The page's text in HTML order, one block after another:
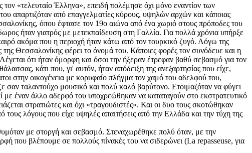
«τελευταίο Έλληνα», επειδή πολέμησε όχι μόνο εναντίον των
απαρτιζόταν από επαγγελματίες κύρους, υψηλών αρχών και κάποιας
όπου έφτασε τον 19ο αιώνα από ένα χωριό στους πρόποδες του
ήταν γιατρός με μετεκπαίδευση στη Γαλλία. Για πολλά χρόνια υπήρξε
ακόμα που η περιοχή ήταν κάτω από τον τουρκικό ζυγό. Λόγω της
Θεσσαλονίκης φέρει το όνομά του. Κάποιες φορές τον συνόδευε και η
ότι ήταν όμορφη και όσοι την ήξεραν έτρεφαν βαθύ σεβασμό για τον
κάτι που, γι' αυτόν, ήταν απόδειξη της ανεξαρτησίας που είχε,
στην οικογένεια με κορυφαίο πλήγμα τον χαμό του αδελφού του,
ταλαντούχο μουσικό και πολύ καλό βαρύτονο. Ετοιμαζόταν να φύγει
έναν άλλο αδερφό του υποχρεώθηκαν να καταταγούν στο εκστρατευτικό
στρατιώτες και όχι «τραγουδιστές». Και οι δυο τους σκοτώθηκαν
λόγους που είχε υψηλές απαιτήσεις από την Ελλάδα και την τύχη της
με στοργή και σεβασμό. Στεναχωρέθηκε πολύ όταν, με την
που βλέπουμε σε πολλούς πίνακές του να σιδερώνει (La repasseuse, για